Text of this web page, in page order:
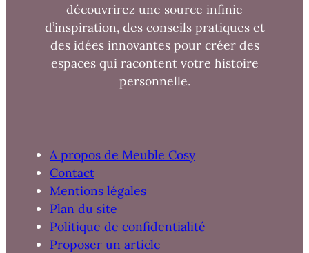
découvrirez une source infinie
d’inspiration, des conseils pratiques et
des idées innovantes pour créer des
espaces qui racontent votre histoire
personnelle.
A propos de Meuble Cosy
Contact
Mentions légales
Plan du site
Politique de confidentialité
Proposer un article